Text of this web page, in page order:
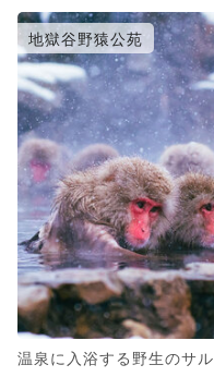
地獄谷野猿公苑
温泉に入浴する野生のサル